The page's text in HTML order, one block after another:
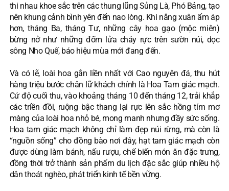
thi nhau khoe sắc trên các thung lũng Sủng Là, Phó Bảng, tạo
nên khung cảnh bình yên đến nao lòng. Khi nắng xuân ấm áp
hơn, tháng Ba, tháng Tư, những cây hoa gạo (mộc miên)
bừng nở như những đốm lửa cháy rực trên sườn núi, dọc
sông Nho Quế, báo hiệu mùa mới đang đến.
Và có lẽ, loài hoa gắn liền nhất với Cao nguyên đá, thu hút
hàng triệu bước chân lữ khách chính là Hoa Tam giác mạch.
Cứ độ cuối thu, vào khoảng tháng 10 đến tháng 12, trải khắp
các triền đồi, ruộng bậc thang lại rực lên sắc hồng tím mơ
màng của loài hoa nhỏ bé, mong manh nhưng đầy sức sống.
Hoa tam giác mạch không chỉ làm đẹp núi rừng, mà còn là
“nguồn sống” cho đồng bào nơi đây, hạt tam giác mạch còn
được dùng làm bánh, nấu rượu, chế biến món ăn đặc trưng,
đồng thời trở thành sản phẩm du lịch đặc sắc giúp nhiều hộ
dân thoát nghèo, phát triển kinh tế bền vững.